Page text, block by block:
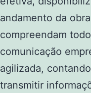
andamento da
compreendam
comunicação
agilizada,
transmitir